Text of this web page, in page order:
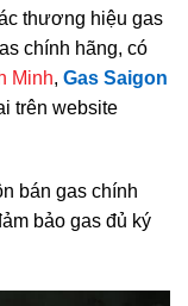
thương hiệu gas
chính hãng, có
Minh, Gas Saigon
trên website
bán gas chính
bảo gas đủ ký